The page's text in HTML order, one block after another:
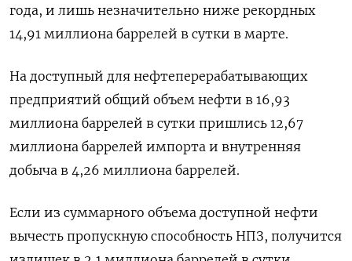
года, и лишь незначительно ниже рекордных
14,91 миллиона баррелей в сутки в марте.
На доступный для нефтеперерабатывающих
предприятий общий объем нефти в 16,93
миллиона баррелей в сутки пришлись 12,67
миллиона баррелей импорта и внутренняя
добыча в 4,26 миллиона баррелей.
Если из суммарного объема доступной нефти
вычесть пропускную способность НПЗ, получится